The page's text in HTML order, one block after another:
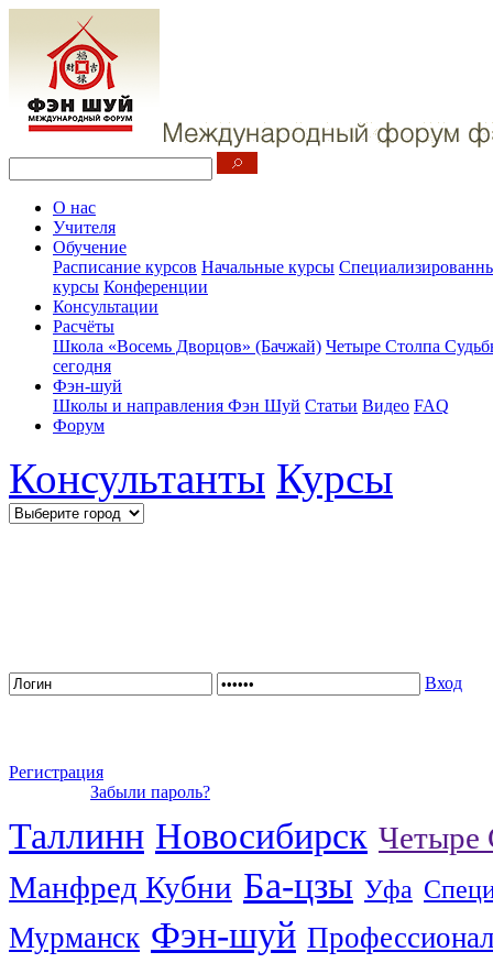
О нас
Учителя
Обучение
Расписание курсов Начальные курсы
курсы Конференции
Консультации
Расчёты
Школа «Восемь Дворцов» (Бачжай) Четыре Столпа
сегодня
Фэн-шуй
Школы и направления Фэн Шуй Статьи Видео FAQ
Форум
Консультанты Курсы
Вход
Регистрация
Забыли пароль?
Таллинн Новосибирск Четыре
Манфред Кубни Ба-цзы Уфа
Мурманск Фэн-шуй